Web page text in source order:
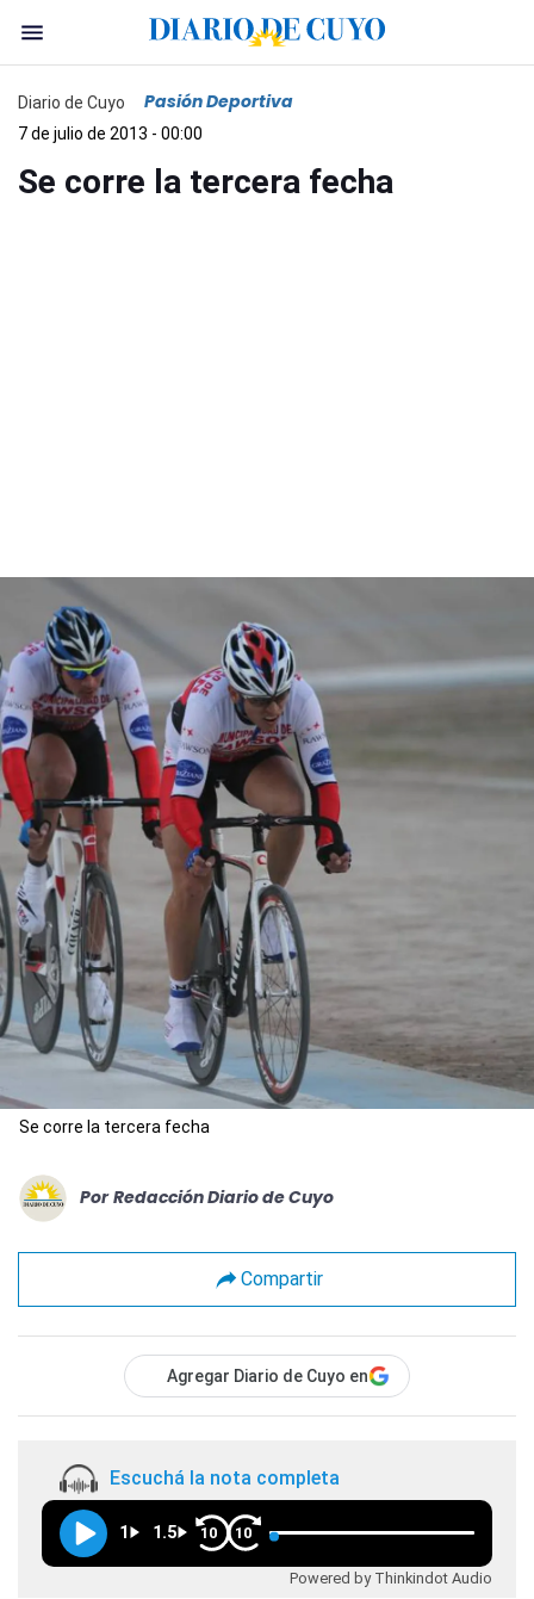
Diario de Cuyo Pasión Deportiva
7 de julio de 2013 - 00:00
Se corre la tercera fecha
Se corre la tercera fecha
Por Redacción Diario de Cuyo
Compartir
Agregar Diario de Cuyo en
Escuchá la nota completa
1 1.5 10 10
Powered by Thinkindot Audio